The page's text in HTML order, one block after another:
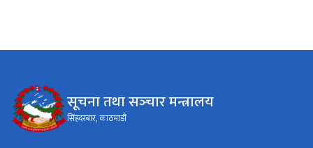
सूचना तथा सञ्‍चार मन्त्रालय
सिंहदरबार, काठमाडौं